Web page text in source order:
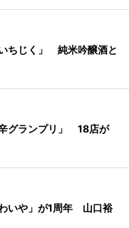
ちじく」 純米吟醸酒と
グランプリ」 18店が
いや」が1周年 山口裕